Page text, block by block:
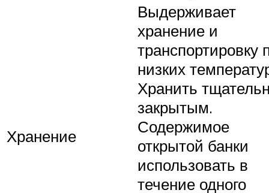
Хранение
Выдерживает
хранение и
транспортировку
низких
Хранить
закрытым.
Содержимое
открытой банки
использовать в
течение одного